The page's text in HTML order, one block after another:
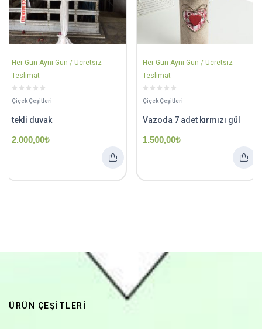
Her Gün Aynı Gün / Ücretsiz
Teslimat
Çiçek Çeşitleri
tekli duvak
2.000,00₺
Her Gün Aynı Gün / Ücretsiz
Teslimat
Çiçek Çeşitleri
Vazoda 7 adet kırmızı gül
1.500,00₺
ÜRÜN ÇEŞİTLERİ